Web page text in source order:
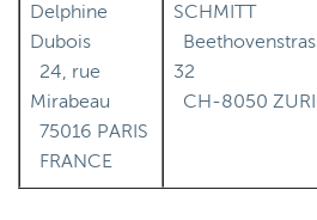
Delphine
Dubois
24, rue
Mirabeau
75016 PARIS
FRANCE
SCHMITT
32
CH-8050